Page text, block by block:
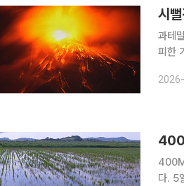
시
과테
피한 가운
석이
400
다. 5일 해남군과 더불어민주당 박지원 의원(해남·완도·진도)에 따르면 문내면 용암리 혈도 479㏊